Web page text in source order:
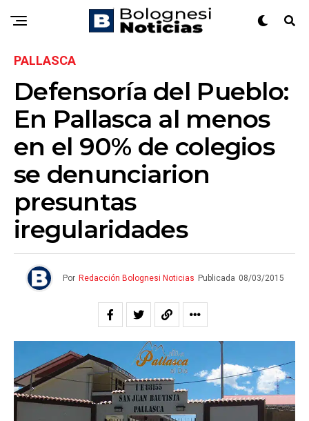
PALLASCA
Defensoría del Pueblo:
En Pallasca al menos
en el 90% de colegios
se denunciarion
presuntas
iregularidades
Por Redacción Bolognesi Noticias Publicada 08/03/2015